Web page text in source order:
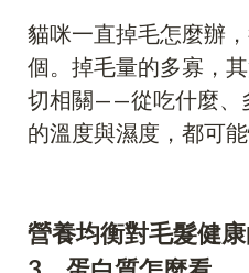
貓咪一直掉毛怎麼辦
個。掉毛量的多寡，
切相關——從吃什麼、
的溫度與濕度，都可
營養均衡對毛髮健